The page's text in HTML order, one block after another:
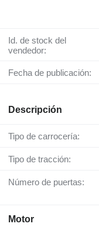
Id. de stock del
vendedor:
Fecha de publicación:
Descripción
Tipo de carrocería:
Tipo de tracción:
Número de puertas:
Motor